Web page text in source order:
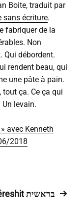
Boite, traduit par
sans écriture.
fabriquer de la
Non
Qui débordent.
rendent beau, qui
une pâte à pain.
tout ça. Ce ça qui
levain.
avec Kenneth
2018
Béreshit בראשית